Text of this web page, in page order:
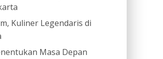
Kuliner Legendaris di
Masa Depan